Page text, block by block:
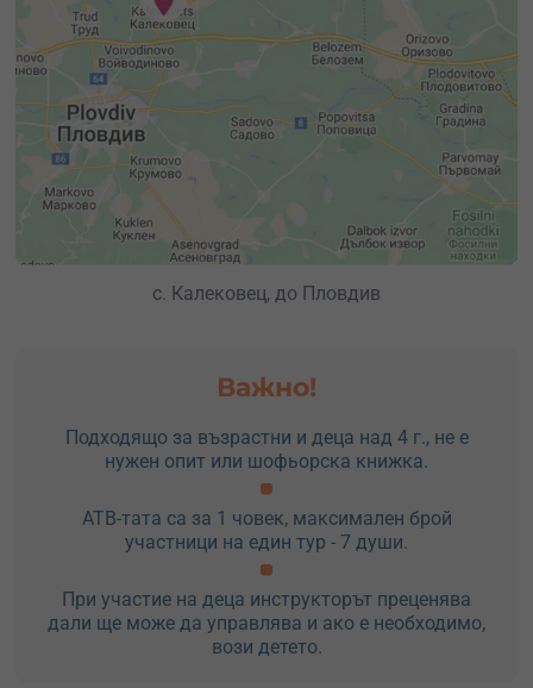
с. Калековец, до Пловдив
Важно!
Подходящо за възрастни и деца над 4 г., не е
нужен опит или шофьорска книжка.
АТВ-тата са за 1 човек, максимален брой
участници на един тур - 7 души.
При участие на деца инструкторът преценява
дали ще може да управлява и ако е необходимо,
вози детето.